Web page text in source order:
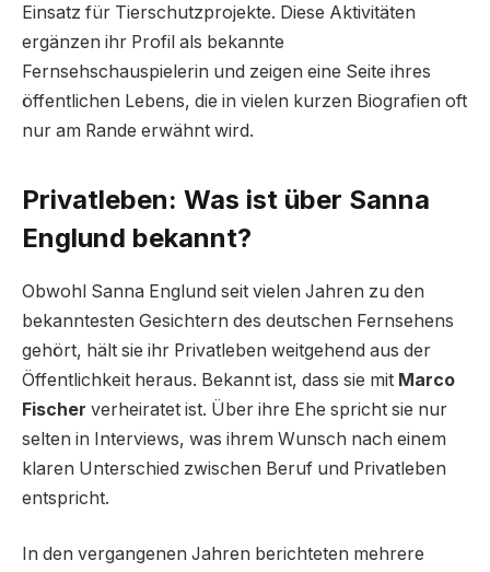
Einsatz für Tierschutzprojekte. Diese Aktivitäten
ergänzen ihr Profil als bekannte
Fernsehschauspielerin und zeigen eine Seite ihres
öffentlichen Lebens, die in vielen kurzen Biografien oft
nur am Rande erwähnt wird.
Privatleben: Was ist über Sanna
Englund bekannt?
Obwohl Sanna Englund seit vielen Jahren zu den
bekanntesten Gesichtern des deutschen Fernsehens
gehört, hält sie ihr Privatleben weitgehend aus der
Öffentlichkeit heraus. Bekannt ist, dass sie mit Marco
Fischer verheiratet ist. Über ihre Ehe spricht sie nur
selten in Interviews, was ihrem Wunsch nach einem
klaren Unterschied zwischen Beruf und Privatleben
entspricht.
In den vergangenen Jahren berichteten mehrere